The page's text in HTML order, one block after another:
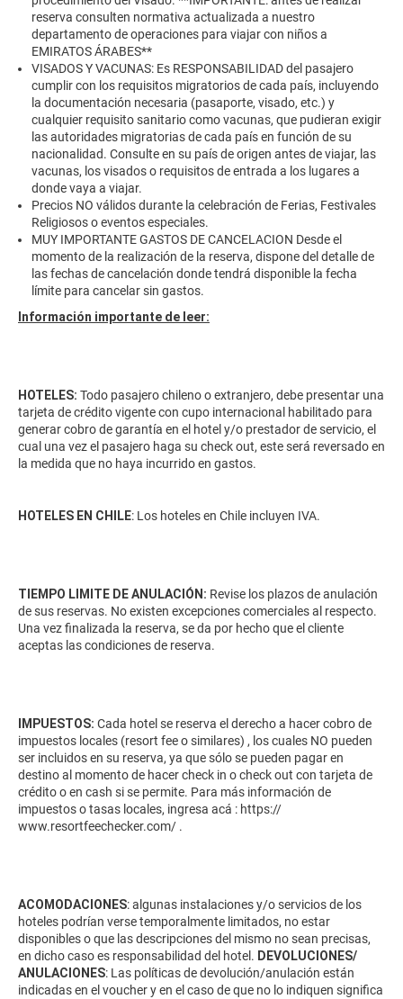
reserva consulten normativa actualizada a nuestro
departamento de operaciones para viajar con niños a
EMIRATOS ÁRABES**
VISADOS Y VACUNAS: Es RESPONSABILIDAD del pasajero
cumplir con los requisitos migratorios de cada país, incluyendo
la documentación necesaria (pasaporte, visado, etc.) y
cualquier requisito sanitario como vacunas, que pudieran exigir
las autoridades migratorias de cada país en función de su
nacionalidad. Consulte en su país de origen antes de viajar, las
vacunas, los visados o requisitos de entrada a los lugares a
donde vaya a viajar.
Precios NO válidos durante la celebración de Ferias, Festivales
Religiosos o eventos especiales.
MUY IMPORTANTE GASTOS DE CANCELACION Desde el
momento de la realización de la reserva, dispone del detalle de
las fechas de cancelación donde tendrá disponible la fecha
límite para cancelar sin gastos.
Información importante de leer:
HOTELES: Todo pasajero chileno o extranjero, debe presentar una
tarjeta de crédito vigente con cupo internacional habilitado para
generar cobro de garantía en el hotel y/o prestador de servicio, el
cual una vez el pasajero haga su check out, este será reversado en
la medida que no haya incurrido en gastos.
HOTELES EN CHILE: Los hoteles en Chile incluyen IVA.
TIEMPO LIMITE DE ANULACIÓN: Revise los plazos de anulación
de sus reservas. No existen excepciones comerciales al respecto.
Una vez finalizada la reserva, se da por hecho que el cliente
aceptas las condiciones de reserva.
IMPUESTOS: Cada hotel se reserva el derecho a hacer cobro de
impuestos locales (resort fee o similares) , los cuales NO pueden
ser incluidos en su reserva, ya que sólo se pueden pagar en
destino al momento de hacer check in o check out con tarjeta de
crédito o en cash si se permite. Para más información de
impuestos o tasas locales, ingresa acá : https://
www.resortfeechecker.com/ .
ACOMODACIONES: algunas instalaciones y/o servicios de los
hoteles podrían verse temporalmente limitados, no estar
disponibles o que las descripciones del mismo no sean precisas,
en dicho caso es responsabilidad del hotel. DEVOLUCIONES/
ANULACIONES: Las políticas de devolución/anulación están
indicadas en el voucher y en el caso de que no lo indiquen significa